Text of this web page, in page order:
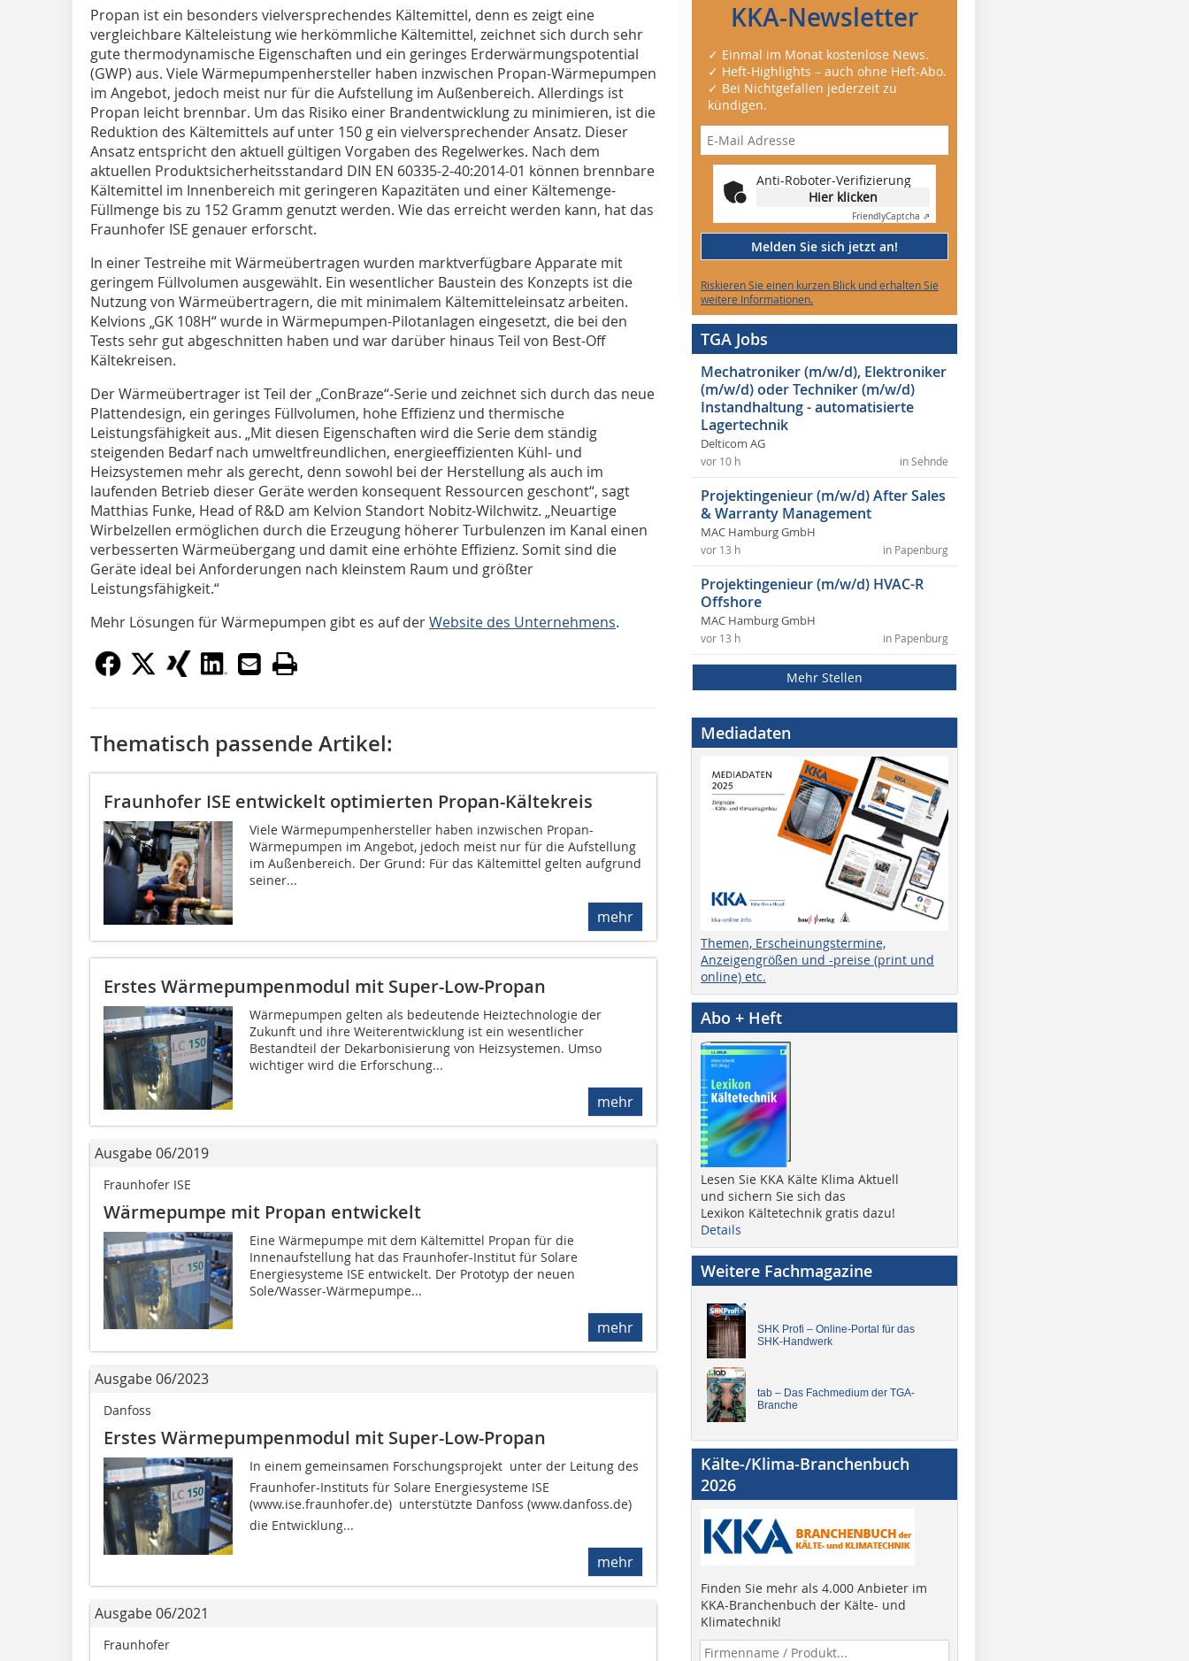
Propan ist ein besonders vielversprechendes Kältemittel, denn es zeigt eine
vergleichbare Kälteleistung wie herkömmliche Kältemittel, zeichnet sich durch sehr
gute thermodynamische Eigenschaften und ein geringes Erderwärmungspotential
(GWP) aus. Viele Wärmepumpenhersteller haben inzwischen Propan-Wärmepumpen
im Angebot, jedoch meist nur für die Aufstellung im Außenbereich. Allerdings ist
Propan leicht brennbar. Um das Risiko einer Brandentwicklung zu minimieren, ist die
Reduktion des Kältemittels auf unter 150 g ein vielversprechender Ansatz. Dieser
Ansatz entspricht den aktuell gültigen Vorgaben des Regelwerkes. Nach dem
aktuellen Produktsicherheitsstandard DIN EN 60335-2-40:2014-01 können brennbare
Kältemittel im Innenbereich mit geringeren Kapazitäten und einer Kältemenge-
Füllmenge bis zu 152 Gramm genutzt werden. Wie das erreicht werden kann, hat das
Fraunhofer ISE genauer erforscht.
In einer Testreihe mit Wärmeübertragen wurden marktverfügbare Apparate mit
geringem Füllvolumen ausgewählt. Ein wesentlicher Baustein des Konzepts ist die
Nutzung von Wärmeübertragern, die mit minimalem Kältemitteleinsatz arbeiten.
Kelvions „GK 108H“ wurde in Wärmepumpen-Pilotanlagen eingesetzt, die bei den
Tests sehr gut abgeschnitten haben und war darüber hinaus Teil von Best-Off
Kältekreisen.
Der Wärmeübertrager ist Teil der „ConBraze“-Serie und zeichnet sich durch das neue
Plattendesign, ein geringes Füllvolumen, hohe Effizienz und thermische
Leistungsfähigkeit aus. „Mit diesen Eigenschaften wird die Serie dem ständig
steigenden Bedarf nach umweltfreundlichen, energieeffizienten Kühl- und
Heizsystemen mehr als gerecht, denn sowohl bei der Herstellung als auch im
laufenden Betrieb dieser Geräte werden konsequent Ressourcen geschont“, sagt
Matthias Funke, Head of R&D am Kelvion Standort Nobitz-Wilchwitz. „Neuartige
Wirbelzellen ermöglichen durch die Erzeugung höherer Turbulenzen im Kanal einen
verbesserten Wärmeübergang und damit eine erhöhte Effizienz. Somit sind die
Geräte ideal bei Anforderungen nach kleinstem Raum und größter
Leistungsfähigkeit.“
Mehr Lösungen für Wärmepumpen gibt es auf derWebsite des Unternehmens.
Thematisch passende Artikel:
Fraunhofer ISE entwickelt optimierten Propan-Kältekreis
Viele Wärmepumpenhersteller haben inzwischen Propan-
Wärmepumpen im Angebot, jedoch meist nur für die Aufstellung
im Außenbereich. Der Grund: Für das Kältemittel gelten aufgrund
seiner...
mehr
Erstes Wärmepumpenmodul mit Super-Low-Propan
Wärmepumpen gelten als bedeutende Heiztechnologie der
Zukunft und ihre Weiterentwicklung ist ein wesentlicher
Bestandteil der Dekarbonisierung von Heizsystemen. Umso
wichtiger wird die Erforschung...
mehr
Ausgabe 06/2019
Fraunhofer ISE
Wärmepumpe mit Propan entwickelt
Eine Wärmepumpe mit dem Kältemittel Propan für die
Innenaufstellung hat das Fraunhofer-In­stitut für Solare
Energiesysteme ISE entwickelt. Der Prototyp der neuen
Sole/Wasser-Wärmepumpe...
mehr
Ausgabe 06/2023
Danfoss
Erstes Wärmepumpenmodul mit Super-Low-Propan
In einem gemeinsamen Forschungsprojekt  unter der Leitung des
Fraunhofer-Instituts für Solare Energiesysteme ISE
(www.ise.fraunhofer.de)  unterstützte Danfoss (www.danfoss.de)
die Entwicklung...
mehr
Ausgabe 06/2021
Fraunhofer
KKA-Newsletter
✓ Einmal im Monat kostenlose News.
✓ Heft-Highlights – auch ohne Heft-Abo.
✓ Bei Nichtgefallen jederzeit zu
kündigen.
Anti-Roboter-Verifizierung
Hier klicken
FriendlyCaptcha ⇗
Melden Sie sich jetzt an!
Riskieren Sie einen kurzen Blick und erhalten Sie
weitere Informationen.
TGA Jobs
Mechatroniker (m/w/d), Elektroniker
(m/w/d) oder Techniker (m/w/d)
Instandhaltung - automatisierte
Lagertechnik
Delticom AG
in Sehnde
vor 10 h
Projektingenieur (m/w/d) After Sales
& Warranty Management
MAC Hamburg GmbH
in Papenburg
vor 13 h
Projektingenieur (m/w/d) HVAC-R
Offshore
MAC Hamburg GmbH
in Papenburg
vor 13 h
Mehr Stellen
Mediadaten
Themen, Erscheinungstermine,
Anzeigengrößen und -preise (print und
online) etc.
Abo + Heft
Lesen Sie KKA Kälte Klima Aktuell
und sichern Sie sich das
Lexikon Kältetechnik gratis dazu!
Details
Weitere Fachmagazine
SHK Profi – Online-Portal für das
SHK-Handwerk
tab – Das Fachmedium der TGA-
Branche
Kälte-/Klima-Branchenbuch
2026
Finden Sie mehr als 4.000 Anbieter im
KKA-Branchenbuch der Kälte- und
Klimatechnik!